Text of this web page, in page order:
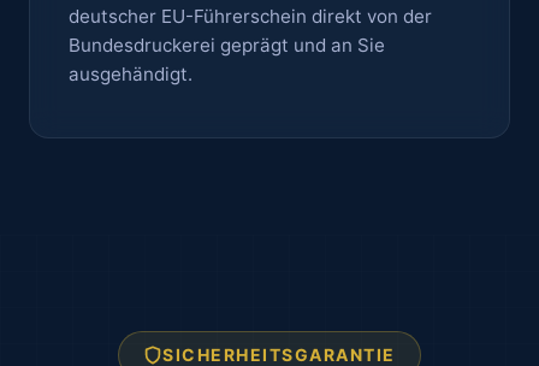
deutscher EU-Führerschein direkt von der
Bundesdruckerei geprägt und an Sie
ausgehändigt.
SICHERHEITSGARANTIE